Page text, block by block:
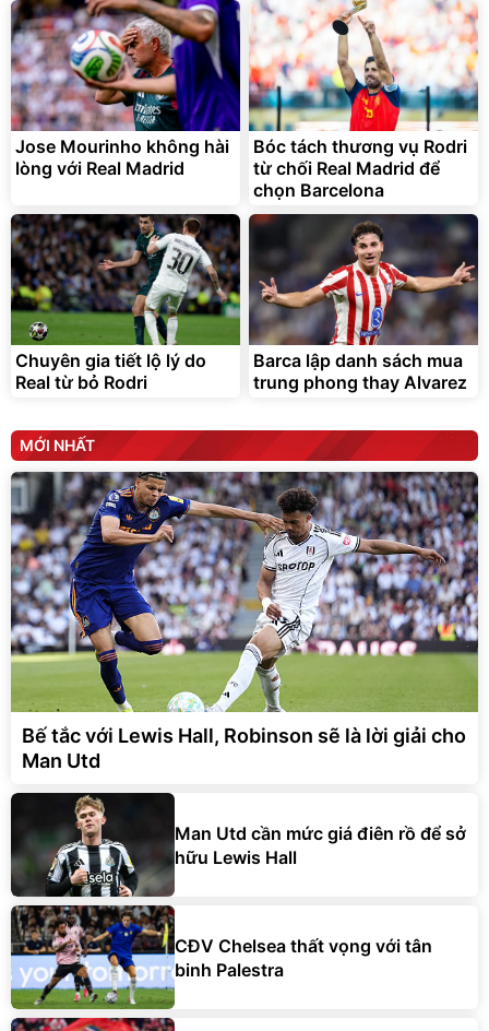
Lót ghế ôtô, nâng lưng
chống nóng giúp thoải mái
trong di chuyển
295.000 đ
Đã bán nhiều
Jose Mourinho không hài
lòng với Real Madrid
Bóc tách thương vụ Rodri
từ chối Real Madrid để
chọn Barcelona
Chuyên gia tiết lộ lý do
Real từ bỏ Rodri
Barca lập danh sách mua
trung phong thay Alvarez
MỚI NHẤT
Bế tắc với Lewis Hall, Robinson sẽ là lời giải cho
Man Utd
Man Utd cần mức giá điên rồ để sở
hữu Lewis Hall
CĐV Chelsea thất vọng với tân
binh Palestra